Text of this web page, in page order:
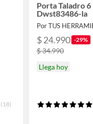
(18)
Porta Taladro 6
Dwst83486-la
Por TUS
$ 24.990 -29%
$ 34.990
Llega hoy